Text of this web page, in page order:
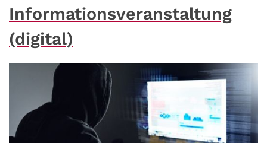
Informationsveranstaltung
(digital)